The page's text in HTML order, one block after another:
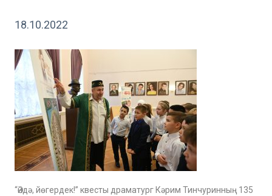
18.10.2022
“Әйдә, йөгердек!” квесты драматург Кәрим Тинчуринның 135